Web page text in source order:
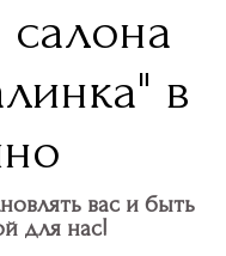
в
вас и быть
для нас!